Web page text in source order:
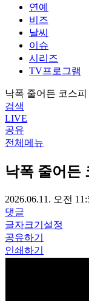
연예
비즈
날씨
이슈
시리즈
TV프로그램
낙폭 줄어든 코스
검색
LIVE
공유
전체메뉴
낙폭 줄어든
2026.06.11. 오전
댓글
글자크기설정
공유하기
인쇄하기